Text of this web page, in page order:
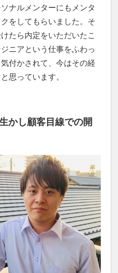
ナルメンターにもメンタ
をしてもらいました。そ
たら内定をいただいたこ
ニアという仕事をふわっ
付かされて、今はその経
思っています。
かし顧客目線での開